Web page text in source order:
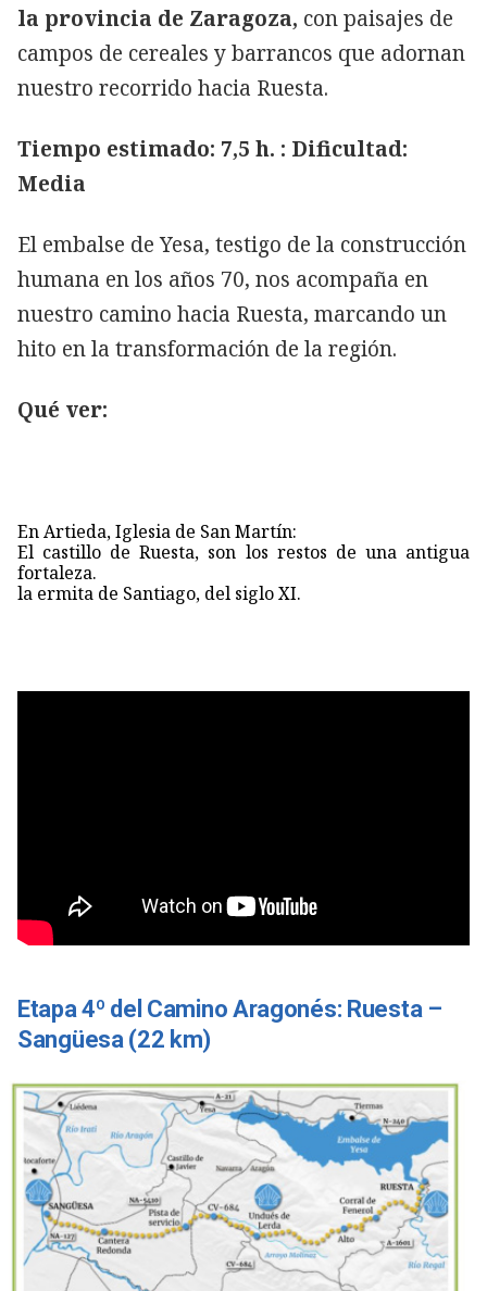
la provincia de Zaragoza, con paisajes de
campos de cereales y barrancos que adornan
nuestro recorrido hacia Ruesta.
Tiempo estimado: 7,5 h. : Dificultad:
Media
El embalse de Yesa, testigo de la construcción
humana en los años 70, nos acompaña en
nuestro camino hacia Ruesta, marcando un
hito en la transformación de la región.
Qué ver:
En Artieda, Iglesia de San Martín:
El castillo de Ruesta, son los restos de una antigua
fortaleza.
la ermita de Santiago, del siglo XI.
Etapa 4º del Camino Aragonés: Ruesta –
Sangüesa (22 km)